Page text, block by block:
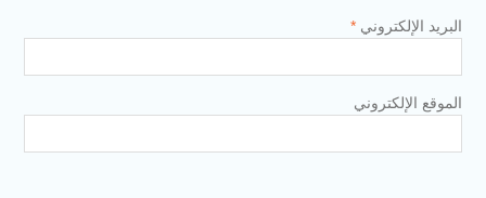
البريد الإلكتروني *
الموقع الإلكتروني